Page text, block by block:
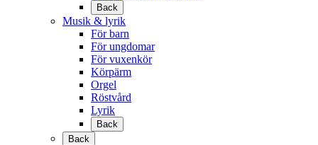
Back
Musik & lyrik
För barn
För ungdomar
För vuxenkör
Körpärm
Orgel
Röstvård
Lyrik
Back
Back